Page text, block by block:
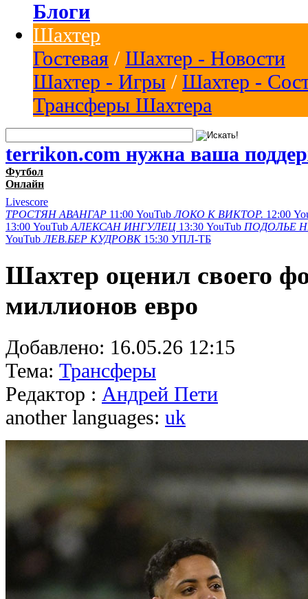
Блоги
Шахтер
Гостевая / Шахтер - Новости
Шахтер - Игры / Шахтер -
Трансферы Шахтера
terrikon.com нужна ваша
Футбол
Онлайн
Livescore
ТРОСТЯН АВАНГАР 11:00 YouTub ЛОКО К ВИКТОР. 12:00
13:00 YouTub АЛЕКСАН ИНГУЛЕЦ 13:30 YouTub ПОДОЛЬЕ
YouTub ЛЕВ.БЕР КУДРОВК 15:30 УПЛ-ТБ
Шахтер оценил своего
миллионов евро
Добавлено: 16.05.26 12:15
Тема: Трансферы
Редактор : Андрей Пети
another languages: uk